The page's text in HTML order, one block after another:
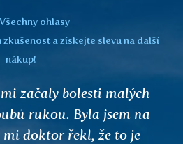
Všechny ohlasy
zkušenost a získejte slevu na další
nákup!
začaly bolesti malých
rukou. Byla jsem na
doktor řekl, že to je